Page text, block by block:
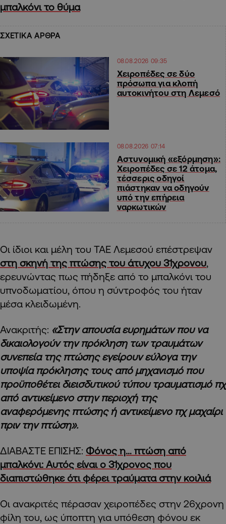
μπαλκόνι το θύμα
ΣΧΕΤΙΚΑ ΑΡΘΡΑ
08.08.2026 09:35
Χειροπέδες σε δύο
πρόσωπα για κλοπή
αυτοκινήτου στη Λεμεσό
08.08.2026 07:14
Αστυνομική «εξόρμηση»:
Χειροπέδες σε 12 άτομα,
τέσσερις οδηγοί
πιάστηκαν να οδηγούν
υπό την επήρεια
ναρκωτικών
Οι ίδιοι και μέλη του ΤΑΕ Λεμεσού επέστρεψαν
στη σκηνή της πτώσης του άτυχου 31χρονου,
ερευνώντας πως πήδηξε από το μπαλκόνι του
υπνοδωματίου, όπου η σύντροφός του ήταν
μέσα κλειδωμένη.
Ανακριτής: «Στην απουσία ευρημάτων που να
δικαιολογούν την πρόκληση των τραυμάτων
συνεπεία της πτώσης εγείρουν εύλογα την
υποψία πρόκλησης τους από μηχανισμό που
προϋποθέτει διεισδυτικού τύπου τραυματισμό πχ
από αντικείμενο στην περιοχή της
αναφερόμενης πτώσης ή αντικείμενο πχ μαχαίρι
πριν την πτώση».
ΔΙΑΒΑΣΤΕ ΕΠΙΣΗΣ: Φόνος η… πτώση από
μπαλκόνι: Αυτός είναι ο 31χρονος που
διαπιστώθηκε ότι φέρει τραύματα στην κοιλιά
Οι ανακριτές πέρασαν χειροπέδες στην 26χρονη
φίλη του, ως ύποπτη για υπόθεση φόνου εκ